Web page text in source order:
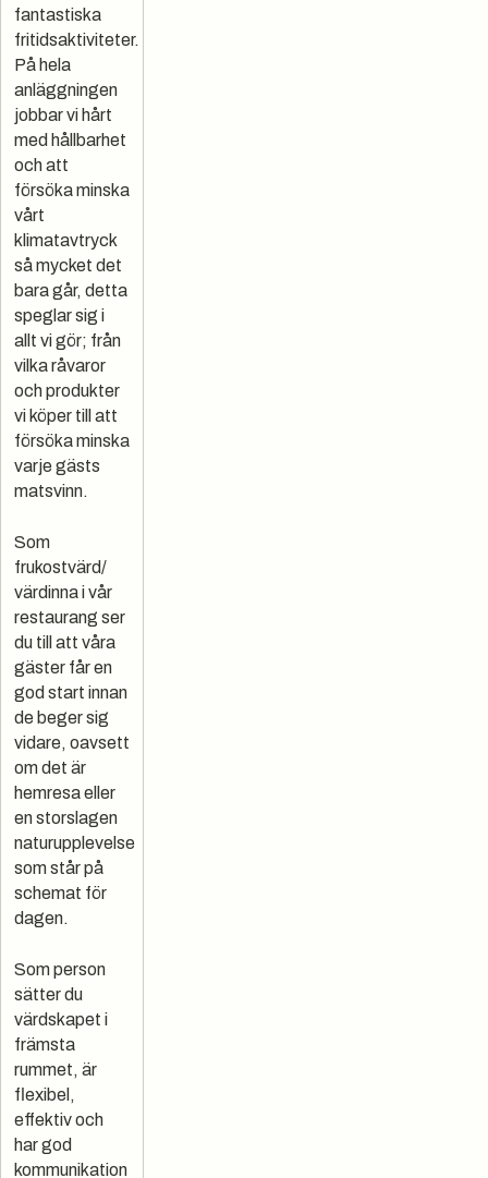
fantastiska
fritidsaktiviteter.
På hela
anläggningen
jobbar vi hårt
med hållbarhet
och att
försöka minska
vårt
klimatavtryck
så mycket det
bara går, detta
speglar sig i
allt vi gör; från
vilka råvaror
och produkter
vi köper till att
försöka minska
varje gästs
matsvinn.
Som
frukostvärd/
värdinna i vår
restaurang ser
du till att våra
gäster får en
god start innan
de beger sig
vidare, oavsett
om det är
hemresa eller
en storslagen
naturupplevelse
som står på
schemat för
dagen.
Som person
sätter du
värdskapet i
främsta
rummet, är
flexibel,
effektiv och
har god
kommunikation